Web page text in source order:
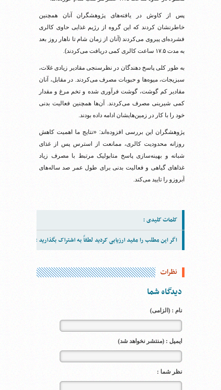
پس از کاوش در یافته‌های پژوهشگران آنان همچنین
خاطرنشان کردند که این گروه از رژیم غذایی حاوی کالری
فشرده‌ای پیروی می‌کردند (آنان از زمان شام تا ناهار روز بعد
به مدت ۱۷.۵ ساعت کالری کمی دریافت می‌کردند).
به طور کلی پاسخ دهندگان در نظرسنجی مقادیر زیادی غلات،
سبزیجات، میوه‌ها و حبوبات مصرف می‌کردند. در مقابل، آنان
مقادیر کم گوشت، گوشت فرآوری شده و تخم مرغ و مقدار
کمی شیرینی مصرف می‌کردند. آن‌ها همچنین فعالیت بدنی
خود را با کار در زمین‌هایشان ادامه داده بودند.
پژوهشگران این بررسی افزوده‌اند: «نتایج ما اهمیت کاهش
روزانه محدودیت کالری، ممانعت از استرس پس از غذای
شبانه و بهینه‌سازی پاسخ متابولیک مرتبط با مصرف زیاد
غذاهای گیاهی و فعالیت بدنی برای طول عمر صد ساله‌های
آبروزو را تایید می‌کند.
کلمات کلیدی :
اگر این مطلب را مفید ارزیابی کردید لطفاً به اشتراک بگذارید :
نظرات
دیدگاه شما
نام : (الزامی)
ایمیل : (منتشر نخواهد شد)
نظر شما :